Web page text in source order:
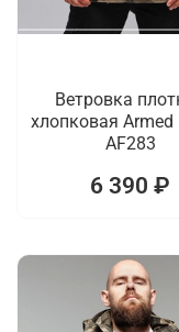
Ветровка
хлопковая Armed
AF283
6 390 ₽